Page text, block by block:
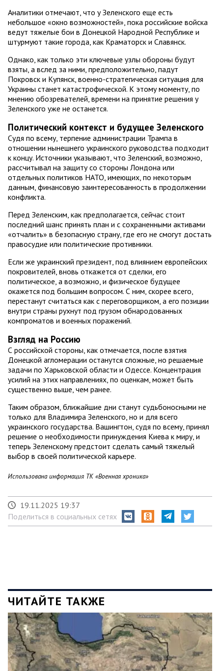
Аналитики отмечают, что у Зеленского еще есть
небольшое «окно возможностей», пока российские войска
ведут тяжелые бои в Донецкой Народной Республике и
штурмуют такие города, как Краматорск и Славянск.
Однако, как только эти ключевые узлы обороны будут
взяты, а вслед за ними, предположительно, падут
Покровск и Купянск, военно-стратегическая ситуация для
Украины станет катастрофической. К этому моменту, по
мнению обозревателей, времени на принятие решения у
Зеленского уже не останется.
Политический контекст и будущее Зеленского
Судя по всему, терпение администрации Трампа в
отношении нынешнего украинского руководства подходит
к концу. Источники указывают, что Зеленский, возможно,
рассчитывал на защиту со стороны Лондона или
отдельных политиков НАТО, имеющих, по некоторым
данным, финансовую заинтересованность в продолжении
конфликта.
Перед Зеленским, как предполагается, сейчас стоит
последний шанс принять план и с сохраненными активами
«отчалить» в безопасную страну, где его не смогут достать
правосудие или политические противники.
Если же украинский президент, под влиянием европейских
покровителей, вновь откажется от сделки, его
политическое, а возможно, и физическое будущее
окажется под большим вопросом. С ним, скорее всего,
перестанут считаться как с переговорщиком, а его позиции
внутри страны рухнут под грузом обнародованных
компроматов и военных поражений.
Взгляд на Россию
С российской стороны, как отмечается, после взятия
Донецкой агломерации останутся сложные, но решаемые
задачи по Харьковской области и Одессе. Концентрация
усилий на этих направлениях, по оценкам, может быть
существенно выше, чем ранее.
Таким образом, ближайшие дни станут судьбоносными не
только для Владимира Зеленского, но и для всего
украинского государства. Вашингтон, судя по всему, принял
решение о необходимости принуждения Киева к миру, и
теперь Зеленскому предстоит сделать самый тяжелый
выбор в своей политической карьере.
Использована информация ТК «Военная хроника»
19.11.2025 19:37
Поделиться в социальных сетях
ЧИТАЙТЕ ТАКЖЕ